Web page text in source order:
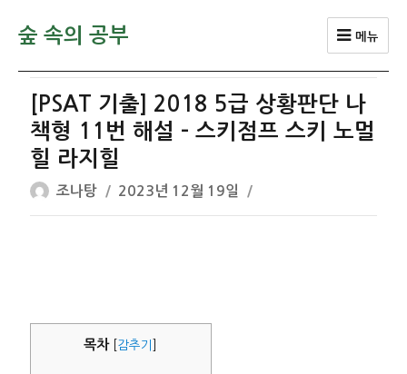
숲 속의 공부 메뉴
[PSAT 기출] 2018 5급 상황판단 나
책형 11번 해설 – 스키점프 스키 노멀
힐 라지힐
글
쓴
조나탕
작
성
2023년 12월 19일
목차 감추기